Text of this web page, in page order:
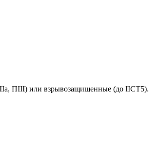
ПIII) или взрывозащищенные (до IIСТ5).